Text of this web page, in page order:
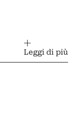
Leggi di più